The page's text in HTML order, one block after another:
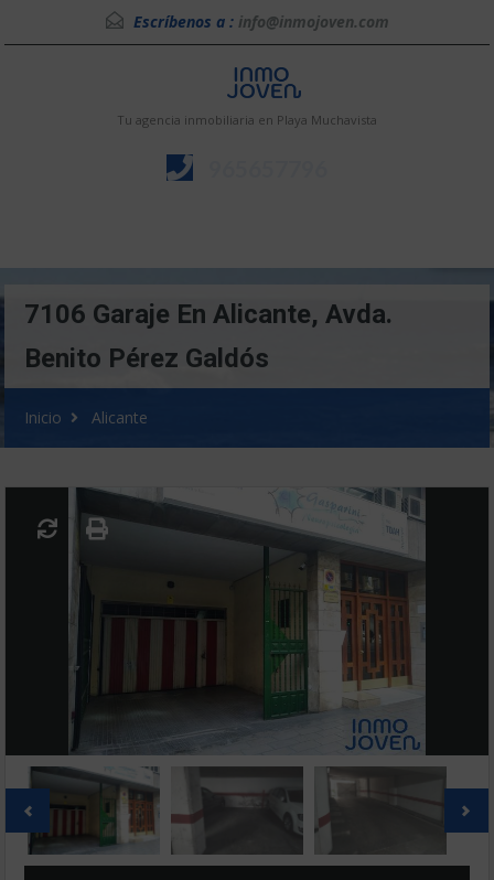
Escríbenos a : info@inmojoven.com
Tu agencia inmobiliaria en Playa Muchavista
7106 Garaje En Alicante, Avda.
Benito Pérez Galdós
Inicio Alicante